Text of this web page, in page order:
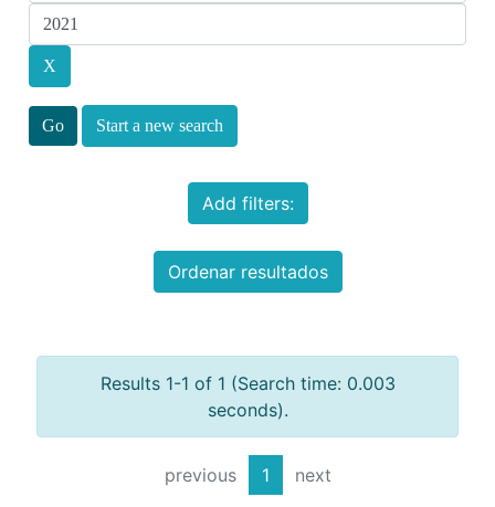
Start a new search
Add filters:
Ordenar resultados
Results 1-1 of 1 (Search time: 0.003
seconds).
previous 1 next